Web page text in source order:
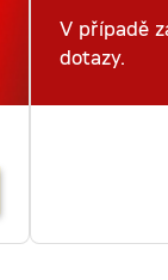
V případě
dotazy.